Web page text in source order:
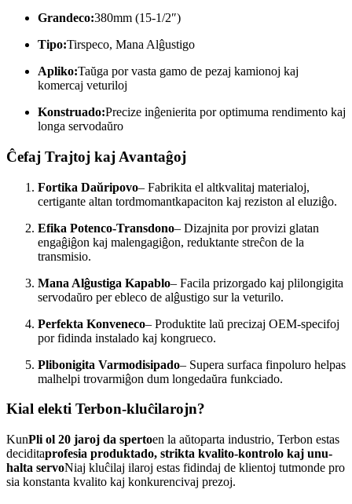
Grandeco:380mm (15-1/2″)
Tipo:Tirspeco, Mana Alĝustigo
Apliko:Taŭga por vasta gamo de pezaj kamionoj kaj
komercaj veturiloj
Konstruado:Precize inĝenierita por optimuma rendimento kaj
longa servodaŭro
Ĉefaj Trajtoj kaj Avantaĝoj
Fortika Daŭripovo– Fabrikita el altkvalitaj materialoj,
certigante altan tordmomantkapaciton kaj reziston al eluziĝo.
Efika Potenco-Transdono– Dizajnita por provizi glatan
engaĝiĝon kaj malengagiĝon, reduktante streĉon de la
transmisio.
Mana Alĝustiga Kapablo– Facila prizorgado kaj plilongigita
servodaŭro per ebleco de alĝustigo sur la veturilo.
Perfekta Konveneco– Produktite laŭ precizaj OEM-specifoj
por fidinda instalado kaj kongrueco.
Plibonigita Varmodisipado– Supera surfaca finpoluro helpas
malhelpi trovarmiĝon dum longedaŭra funkciado.
Kial elekti Terbon-kluĉilarojn?
KunPli ol 20 jaroj da spertoen la aŭtoparta industrio, Terbon estas
deciditaprofesia produktado, strikta kvalito-kontrolo kaj unu-
halta servoNiaj kluĉilaj ilaroj estas fidindaj de klientoj tutmonde pro
sia konstanta kvalito kaj konkurencivaj prezoj.